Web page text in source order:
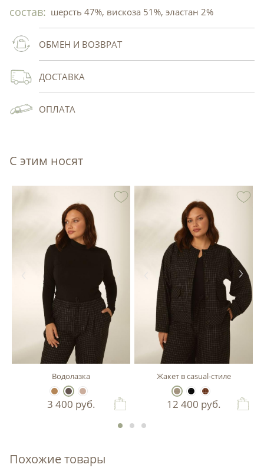
состав: шерсть 47%, вискоза 51%, эластан 2%
ОБМЕН И ВОЗВРАТ
ДОСТАВКА
ОПЛАТА
С этим носят
Водолазка
3 400 руб.
Жакет в casual-стиле
12 400 руб.
Похожие товары